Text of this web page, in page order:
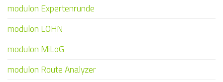
modulon Expertenrunde
modulon LOHN
modulon MiLoG
modulon Route Analyzer